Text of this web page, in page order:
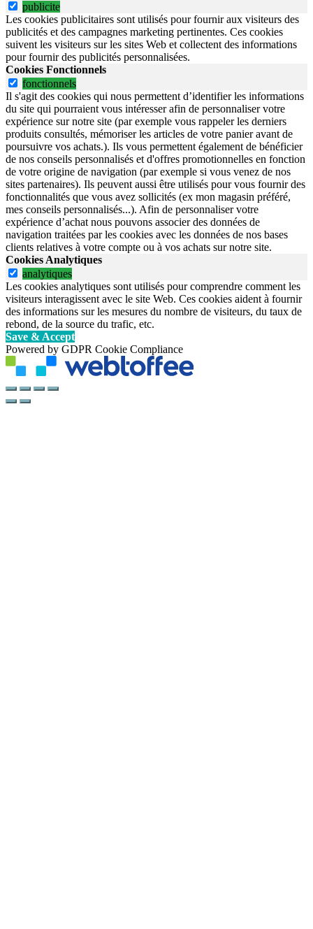
publicite
Les cookies publicitaires sont utilisés pour fournir aux visiteurs des
publicités et des campagnes marketing pertinentes. Ces cookies
suivent les visiteurs sur les sites Web et collectent des informations
pour fournir des publicités personnalisées.
Cookies Fonctionnels
fonctionnels
Il s'agit des cookies qui nous permettent d’identifier les informations
du site qui pourraient vous intéresser afin de personnaliser votre
expérience sur notre site (par exemple vous rappeler les derniers
produits consultés, mémoriser les articles de votre panier avant de
poursuivre vos achats.). Ils vous permettent également de bénéficier
de nos conseils personnalisés et d'offres promotionnelles en fonction
de votre origine de navigation (par exemple si vous venez de nos
sites partenaires). Ils peuvent aussi être utilisés pour vous fournir des
fonctionnalités que vous avez sollicités (ex mon magasin préféré,
mes conseils personnalisés...). Afin de personnaliser votre
expérience d’achat nous pouvons associer des données de
navigation traitées par les cookies avec les données de nos bases
clients relatives à votre compte ou à vos achats sur notre site.
Cookies Analytiques
analytiques
Les cookies analytiques sont utilisés pour comprendre comment les
visiteurs interagissent avec le site Web. Ces cookies aident à fournir
des informations sur les mesures du nombre de visiteurs, du taux de
rebond, de la source du trafic, etc.
Save & Accept
Powered by GDPR Cookie Compliance